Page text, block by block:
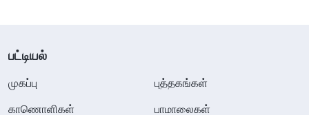
பட்டியல்
முகப்பு
புத்தகங்கள்
காணொளிகள்
பாமாலைகள்